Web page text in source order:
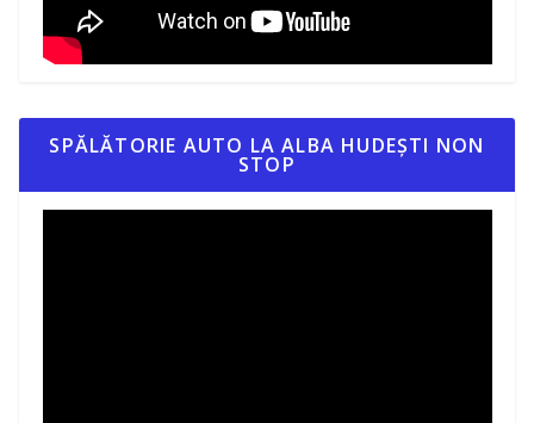
SPĂLĂTORIE AUTO LA ALBA HUDEȘTI NON
STOP